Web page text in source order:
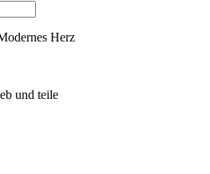
Herz
und teile